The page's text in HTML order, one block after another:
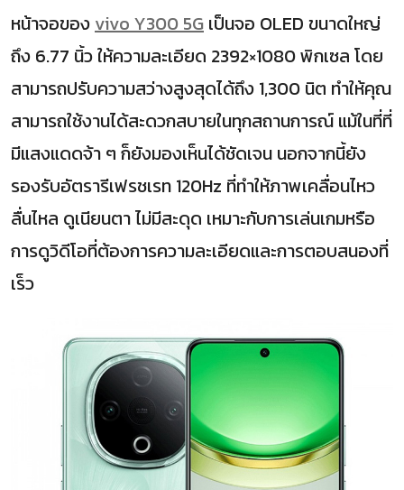
หน้าจอของ vivo Y300 5G เป็นจอ OLED ขนาดใหญ่
ถึง 6.77 นิ้ว ให้ความละเอียด 2392×1080 พิกเซล โดย
สามารถปรับความสว่างสูงสุดได้ถึง 1,300 นิต ทำให้คุณ
สามารถใช้งานได้สะดวกสบายในทุกสถานการณ์ แม้ในที่ที่
มีแสงแดดจ้า ๆ ก็ยังมองเห็นได้ชัดเจน นอกจากนี้ยัง
รองรับอัตรารีเฟรชเรท 120Hz ที่ทำให้ภาพเคลื่อนไหว
ลื่นไหล ดูเนียนตา ไม่มีสะดุด เหมาะกับการเล่นเกมหรือ
การดูวิดีโอที่ต้องการความละเอียดและการตอบสนองที่
เร็ว